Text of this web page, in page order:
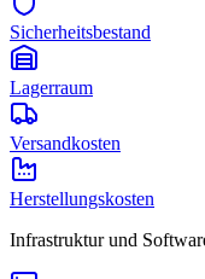
Sicherheitsbestand
Lagerraum
Versandkosten
Herstellungskosten
Infrastruktur und